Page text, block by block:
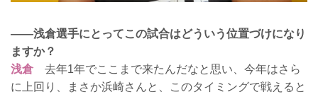
——浅倉選手にとってこの試合はどういう位置づけになり
ますか？
浅倉 去年1年でここまで来たんだなと思い、今年はさら
に上回り、まさか浜崎さんと、このタイミングで戦えると